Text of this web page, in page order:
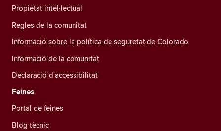
Propietat intel·lectual
Regles de la comunitat
Informació sobre la política de seguretat de Colorado
Informació de la comunitat
Declaració d'accessibilitat
Feines
Portal de feines
Blog tècnic